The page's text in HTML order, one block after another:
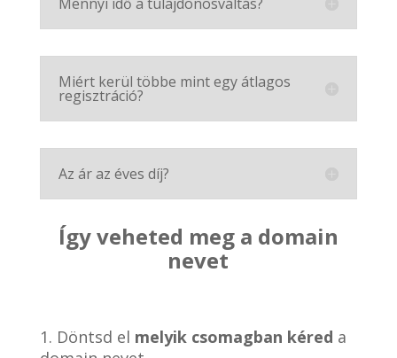
Miért kerül többe mint egy átlagos
regisztráció?
Az ár az éves díj?
Így veheted meg a domain
nevet
1. Döntsd el melyik csomagban kéred a